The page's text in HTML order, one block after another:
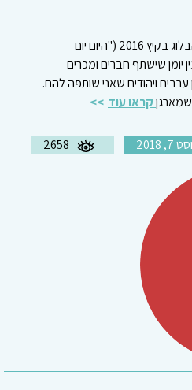
לידידיי ושותפיי כשייסדתי את הבלוג בקיץ 2016 ("היום יום
יומן שישתף חברים ומכרים
ערבים ויהודים שאני שותפה להם.
קראו עוד
2018
2658